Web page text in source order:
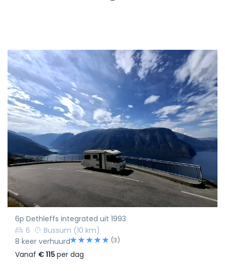
6p Dethleffs integrated uit 1993
6
Bussum (10 km)
8 keer verhuurd
(3)
Vanaf € 115 per dag